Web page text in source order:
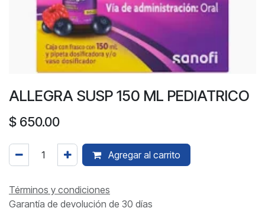
ALLEGRA SUSP 150 ML PEDIATRICO
$ 650.00
Agregar al carrito
Términos y condiciones
Garantía de devolución de 30 días